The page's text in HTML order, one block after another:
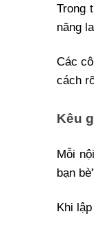
Trong
năng
Các
cách
Kêu
Mỗi
bạn
Khi